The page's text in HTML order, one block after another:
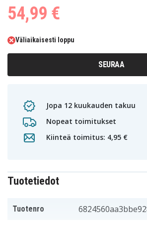
54,99 €
Väliaikaisesti loppu
SEURAA
Jopa 12 kuukauden takuu
Nopeat toimitukset
Kiinteä toimitus: 4,95 €
Tuotetiedot
Tuotenro